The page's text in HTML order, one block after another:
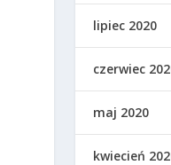
lipiec 2020
czerwiec
maj 2020
kwiecień